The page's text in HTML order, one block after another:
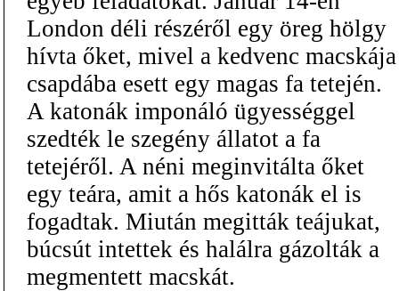
London déli részéről egy öreg hölgy
hívta őket, mivel a kedvenc macskája
csapdába esett egy magas fa tetején.
A katonák imponáló ügyességgel
szedték le szegény állatot a fa
tetejéről. A néni meginvitálta őket
egy teára, amit a hős katonák el is
fogadtak. Miután megitták teájukat,
búcsút intettek és halálra gázolták a
megmentett macskát.